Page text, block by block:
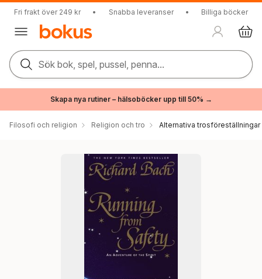
Fri frakt över 249 kr • Snabba leveranser • Billiga böcker
Sök bok, spel, pussel, penna...
Skapa nya rutiner – hälsoböcker upp till 50% →
Filosofi och religion Religion och tro Alternativa trosföreställningar